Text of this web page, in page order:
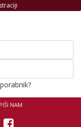
PIŠI NAM
Facebook